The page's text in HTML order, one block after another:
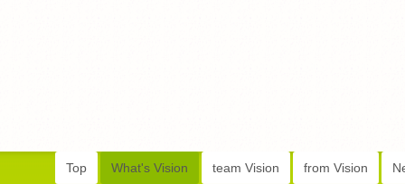
Top What's Vision team Vision from Vision